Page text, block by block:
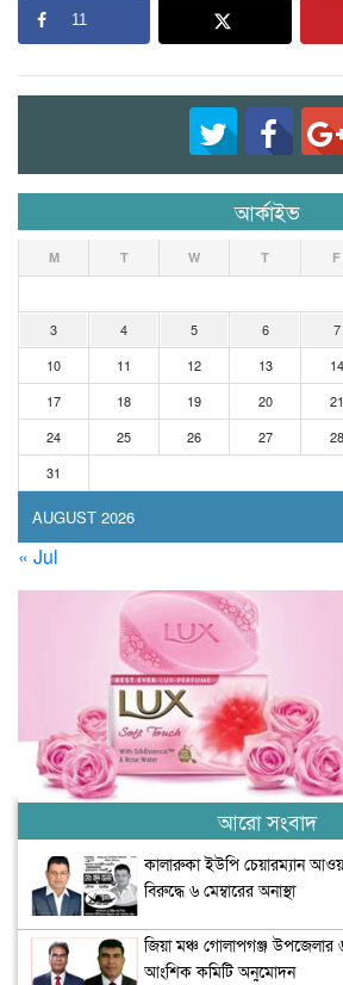
11
আর্কাইভ
AUGUST 2026
M T W T F
3
4 5 6 7
10
11 12 13 14
17
18 19 20 21
24
25 26 27 28
31
« Jul
আরো সংবাদ
কালারুকা ইউপি চেয়ারম্যান
বিরুদ্ধে ৬ মেম্বারের অনাস্থা
জিয়া মঞ্চ গোলাপগঞ্জ উপজেলার
আংশিক কমিটি অনুমোদন